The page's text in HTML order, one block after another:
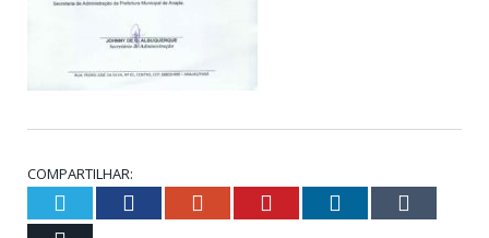
COMPARTILHAR:
Twitter Facebook Google+ Pinterest LinkedIn